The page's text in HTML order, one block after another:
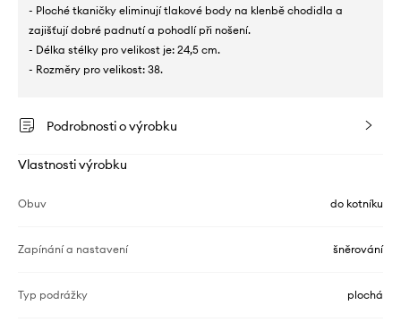
- Ploché tkaničky eliminují tlakové body na klenbě chodidla a
zajišťují dobré padnutí a pohodlí při nošení.
- Délka stélky pro velikost je: 24,5 cm.
- Rozměry pro velikost: 38.
Podrobnosti o výrobku
Vlastnosti výrobku
Obuv do kotníku
Zapínání a nastavení šněrování
Typ podrážky plochá